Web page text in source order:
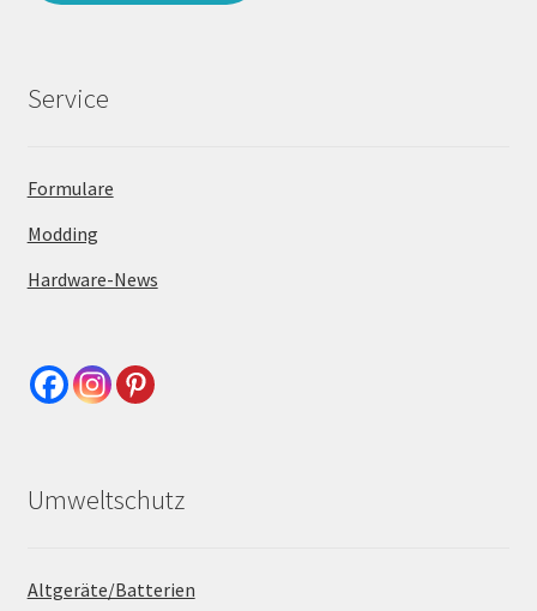
Service
Formulare
Modding
Hardware-News
Umweltschutz
Altgeräte/Batterien